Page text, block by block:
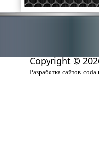
Copyright ©
Разработка сайтов